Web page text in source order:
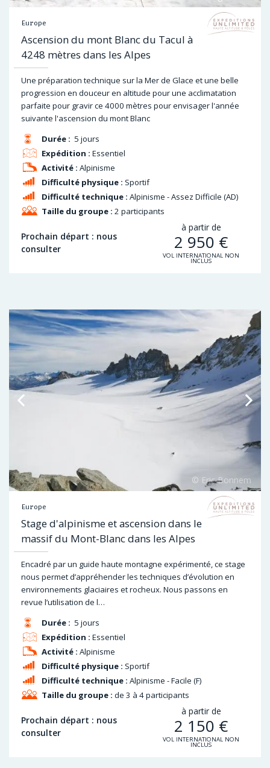
Europe
Ascension du mont Blanc du Tacul à
4248 mètres dans les Alpes
Une préparation technique sur la Mer de Glace et une belle
progression en douceur en altitude pour une acclimatation
parfaite pour gravir ce 4000 mètres pour envisager l'année
suivante l'ascension du mont Blanc
Durée : 5 jours
Difficulté physique : Sportif
Expédition : Essentiel
Difficulté technique : Alpinisme - Assez Difficile (AD)
Activité : Alpinisme
Taille du groupe : 2 participants
Prochain départ : nous
consulter
à partir de
2 950 €
VOL INTERNATIONAL NON
INCLUS
Europe
Stage d'alpinisme et ascension dans le
massif du Mont-Blanc dans les Alpes
Encadré par un guide haute montagne expérimenté, ce stage
nous permet d’appréhender les techniques d’évolution en
environnements glaciaires et rocheux. Nous passons en
revue l’utilisation de l…
Durée : 5 jours
Difficulté physique : Sportif
Expédition : Essentiel
Difficulté technique : Alpinisme - Facile (F)
Activité : Alpinisme
Taille du groupe : de 3 à 4 participants
Prochain départ : nous
consulter
à partir de
2 150 €
VOL INTERNATIONAL NON
INCLUS